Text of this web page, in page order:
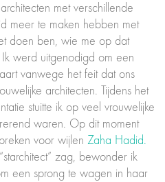
met verschillende
meer te maken hebben met
doen ben, wie me op dat
Ik werd uitgenodigd om een
vanwege het feit dat ons
architecten. Tijdens het
stuitte ik op veel vrouwelijke
waren. Op dit moment
voor wijlen Zaha Hadid.
zag, bewonder ik
een sprong te wagen in haar